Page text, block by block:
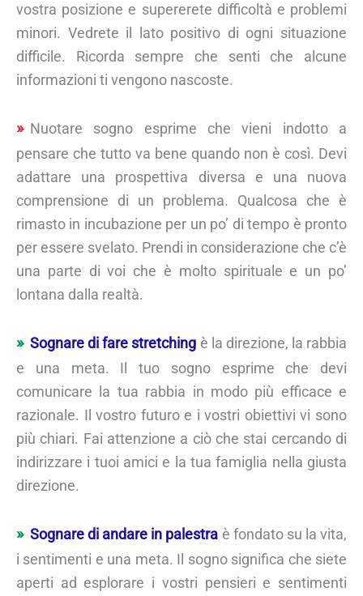
vostra posizione e supererete difficoltà e problemi
minori. Vedrete il lato positivo di ogni situazione
difficile. Ricorda sempre che senti che alcune
informazioni ti vengono nascoste.
Nuotare sogno esprime che vieni indotto a
pensare che tutto va bene quando non è così. Devi
adattare una prospettiva diversa e una nuova
comprensione di un problema. Qualcosa che è
rimasto in incubazione per un po’ di tempo è pronto
per essere svelato. Prendi in considerazione che c’è
una parte di voi che è molto spirituale e un po’
lontana dalla realtà.
Sognare di fare stretching è la direzione, la rabbia
e una meta. Il tuo sogno esprime che devi
comunicare la tua rabbia in modo più efficace e
razionale. Il vostro futuro e i vostri obiettivi vi sono
più chiari. Fai attenzione a ciò che stai cercando di
indirizzare i tuoi amici e la tua famiglia nella giusta
direzione.
Sognare di andare in palestra è fondato su la vita,
i sentimenti e una meta. Il sogno significa che siete
aperti ad esplorare i vostri pensieri e sentimenti